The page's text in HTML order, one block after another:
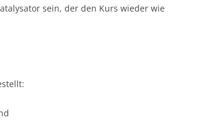
sein, der den Kurs wieder wie